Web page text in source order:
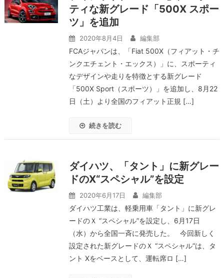
ティな新グレード「500X スポー
ツ」を追加
2020年8月4日 編集部
FCAジャパンは、「Fiat 500X（フィアット・チ
ンクエチェント・エックス）」に、スポーティ
なデザインや走りを特徴とする新グレード
「500X Sport（スポーツ）」を追加し、8月22
日（土）より全国のフィアット正規 […]
続きを読む
ダイハツ、「タント」に新グレー
ドのX“スペシャル”を設定
2020年6月17日 編集部
ダイハツ工業は、軽乗用車「タント」に新グレ
ードのＸ “スペシャル”を設定し、6月17日
（水）から全国一斉に発売した。 今回新しく
設定された新グレードのＸ “スペシャル”は、タ
ント Xをベースとして、運転席ロ […]